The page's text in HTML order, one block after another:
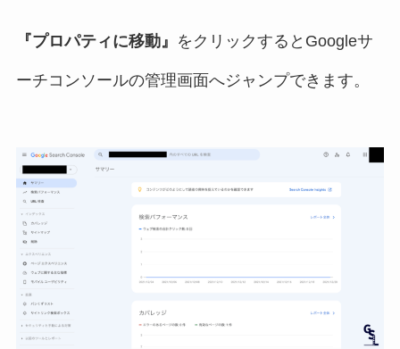
『プロパティに移動』 をクリックするとGoogleサ
ーチコンソールの管理画面へジャンプできます。